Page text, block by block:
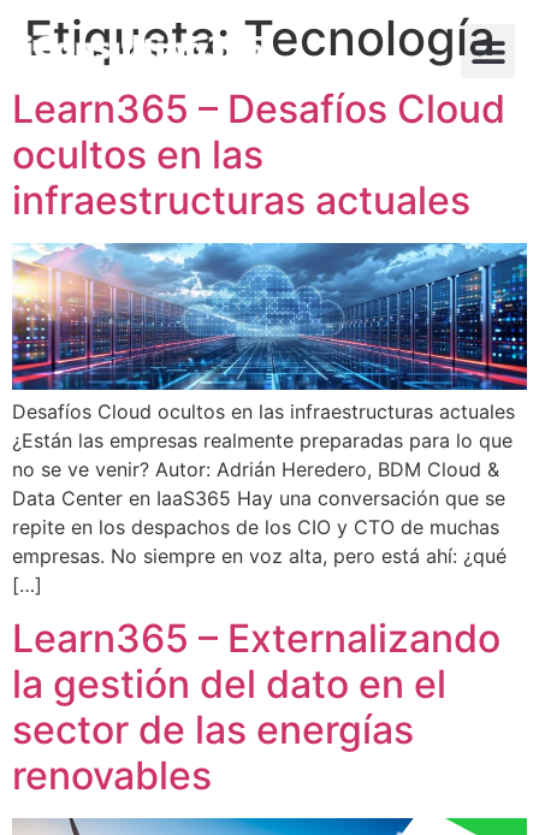
Etiqueta: Tecnología
Learn365 – Desafíos Cloud
ocultos en las
infraestructuras actuales
Desafíos Cloud ocultos en las infraestructuras actuales
¿Están las empresas realmente preparadas para lo que
no se ve venir? Autor: Adrián Heredero, BDM Cloud &
Data Center en IaaS365 Hay una conversación que se
repite en los despachos de los CIO y CTO de muchas
empresas. No siempre en voz alta, pero está ahí: ¿qué
[…]
Learn365 – Externalizando
la gestión del dato en el
sector de las energías
renovables